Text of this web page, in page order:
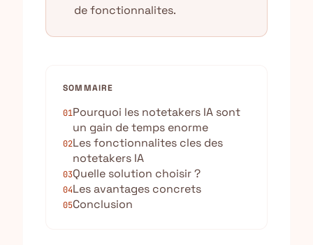
de fonctionnalites.
SOMMAIRE
01Pourquoi les notetakers IA sont
un gain de temps enorme
02Les fonctionnalites cles des
notetakers IA
03Quelle solution choisir ?
04Les avantages concrets
05Conclusion